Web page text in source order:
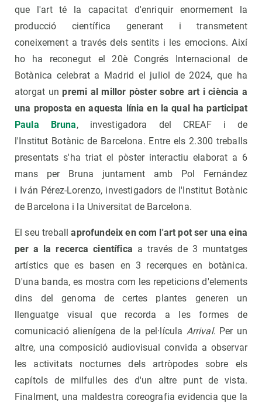
que l'art té la capacitat d'enriquir enormement la
producció científica generant i transmetent
coneixement a través dels sentits i les emocions. Així
ho ha reconegut el 20è Congrés Internacional de
Botànica celebrat a Madrid el juliol de 2024, que ha
atorgat unpremi al millor pòster sobre art i ciència a
una proposta en aquesta línia en la qual ha participat
Paula Bruna, investigadora del CREAF i de
l'Institut Botànic de Barcelona. Entre els 2.300 treballs
presentats s'ha triat el pòster interactiu elaborat a 6
mans per Bruna juntament amb Pol Fernández
i Iván Pérez-Lorenzo, investigadors de l'Institut Botànic
de Barcelona i la Universitat de Barcelona.
El seu treballaprofundeix en com l'art pot ser una eina
per a la recerca científica a través de 3 muntatges
artístics que es basen en 3 recerques en botànica.
D'una banda, es mostra com les repeticions d'elements
dins del genoma de certes plantes generen un
llenguatge visual que recorda a les formes de
comunicació alienígena de la pel·lícula Arrival. Per un
altre, una composició audiovisual convida a observar
les activitats nocturnes dels artròpodes sobre els
capítols de milfulles des d'un altre punt de vista.
Finalment, una maldestra coreografia evidencia que la